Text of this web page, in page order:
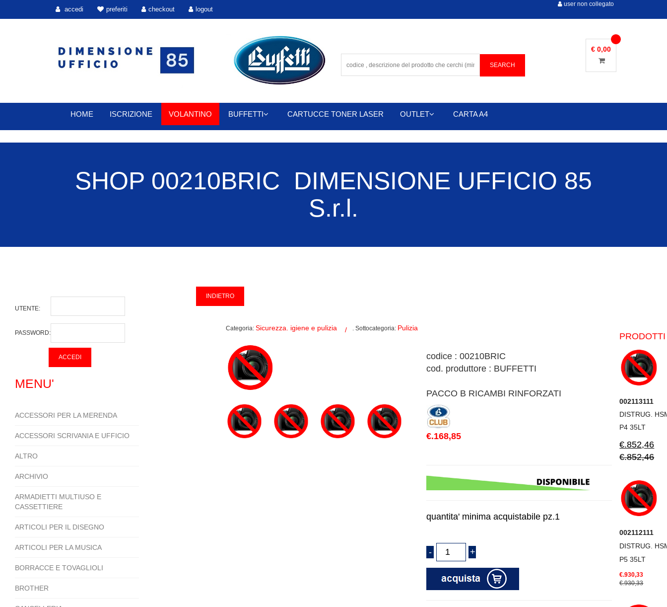
accedi preferiti checkout logout
user non collegato
€ 0,00
HOME ISCRIZIONE VOLANTINO BUFFETTI CARTUCCE TONER LASER OUTLET CARTA A4
SHOP 00210BRIC DIMENSIONE UFFICIO 85
S.r.l.
UTENTE:
PASSWORD:
MENU'
ACCESSORI PER LA MERENDA
ACCESSORI SCRIVANIA E UFFICIO
ALTRO
ARCHIVIO
ARMADIETTI MULTIUSO E
CASSETTIERE
ARTICOLI PER IL DISEGNO
ARTICOLI PER LA MUSICA
BORRACCE E TOVAGLIOLI
BROTHER
Categoria: Sicurezza. igiene e pulizia . Sottocategoria: Pulizia
codice : 00210BRIC
cod. produttore : BUFFETTI
PACCO B RICAMBI RINFORZATI
€.168,85
quantita' minima acquistabile pz.1
002113111
DISTRUG.
P4 35LT
€.852,46
€.852,46
002112111
DISTRUG.
P5 35LT
€.930,33
€.930,33